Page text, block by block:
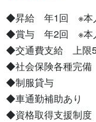
◆昇給　年1回　※本
◆賞与　年2回　※本
◆交通費支給　上限
◆社会保険各種完備
◆制服貸与
◆車通勤補助あり
◆資格取得支援制度